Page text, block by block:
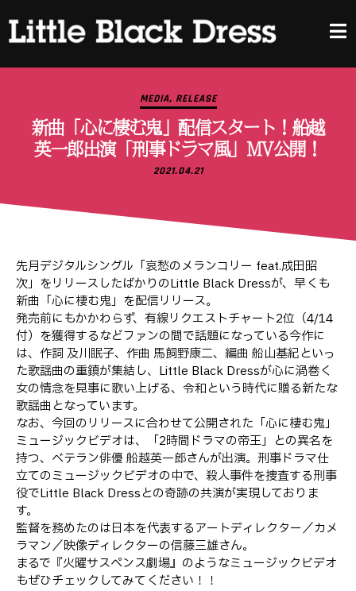
MEDIA, RELEASE
新曲「心に棲む鬼」配信スタート！船越
英一郎出演「刑事ドラマ風」MV公開！
2021.04.21
先月デジタルシングル「哀愁のメランコリー feat.成田昭
次」をリリースしたばかりのLittle Black Dressが、早くも
新曲「心に棲む鬼」を配信リリース。
発売前にもかかわらず、有線リクエストチャート2位（4/14
付）を獲得するなどファンの間で話題になっている今作に
は、作詞 及川眠子、作曲 馬飼野康二、編曲 船山基紀といっ
た歌謡曲の重鎮が集結し、Little Black Dressが心に渦巻く
女の情念を見事に歌い上げる、令和という時代に贈る新たな
歌謡曲となっています。
なお、今回のリリースに合わせて公開された「心に棲む鬼」
ミュージックビデオは、「2時間ドラマの帝王」との異名を
持つ、ベテラン俳優 船越英一郎さんが出演。刑事ドラマ仕
立てのミュージックビデオの中で、殺人事件を捜査する刑事
役でLittle Black Dressとの奇跡の共演が実現しておりま
す。
監督を務めたのは日本を代表するアートディレクター／カメ
ラマン／映像ディレクターの信藤三雄さん。
まるで『火曜サスペンス劇場』のようなミュージックビデオ
もぜひチェックしてみてください！！